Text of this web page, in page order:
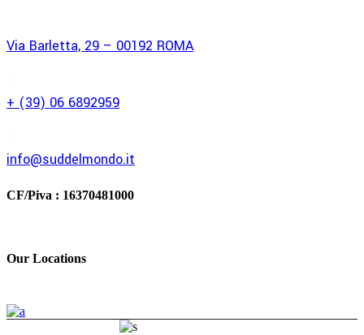
Via Barletta, 29 – 00192 ROMA
+ (39) 06 6892959
info@suddelmondo.it
CF/Piva : 16370481000
Our Locations